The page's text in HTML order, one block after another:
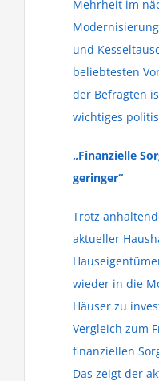
Mehrheit im
und
beliebtesten
der Befragten
wichtiges
„Finanzielle
geringer“
Trotz
aktueller
wieder in die
Häuser zu
Vergleich zum
finanziellen
Das zeigt der